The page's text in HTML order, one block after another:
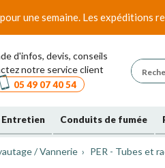
une semaine. Les
d'infos, devis, conseils
notre service client
05 49 07 40 54
Entretien Conduits de fumée
/ Vannerie PER - Tubes et